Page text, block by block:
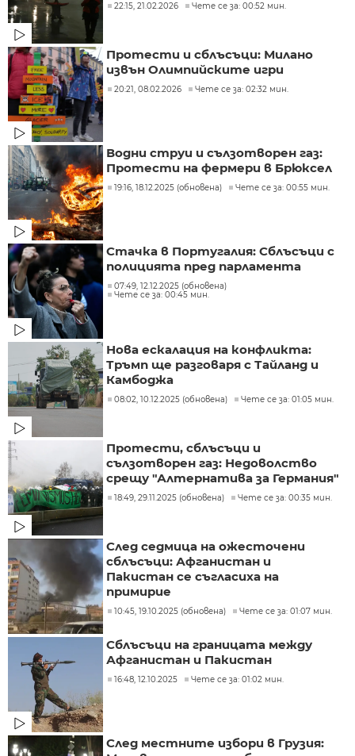
22:15, 21.02.2026 Чете се за: 00:52 мин.
Протести и сблъсъци: Милано
извън Олимпийските игри
20:21, 08.02.2026 Чете се за: 02:32 мин.
Водни струи и сълзотворен газ:
Протести на фермери в Брюксел
19:16, 18.12.2025 (обновена) Чете се за: 00:55 мин.
Стачка в Португалия: Сблъсъци с
полицията пред парламента
07:49, 12.12.2025 (обновена)
Чете се за: 00:45 мин.
Нова ескалация на конфликта:
Тръмп ще разговаря с Тайланд и
Камбоджа
08:02, 10.12.2025 (обновена) Чете се за: 01:05 мин.
Протести, сблъсъци и
сълзотворен газ: Недоволство
срещу "Алтернатива за Германия"
18:49, 29.11.2025 (обновена) Чете се за: 00:35 мин.
След седмица на ожесточени
сблъсъци: Афганистан и
Пакистан се съгласиха на
примирие
10:45, 19.10.2025 (обновена) Чете се за: 01:07 мин.
Сблъсъци на границата между
Афганистан и Пакистан
16:48, 12.10.2025 Чете се за: 01:02 мин.
След местните избори в Грузия: